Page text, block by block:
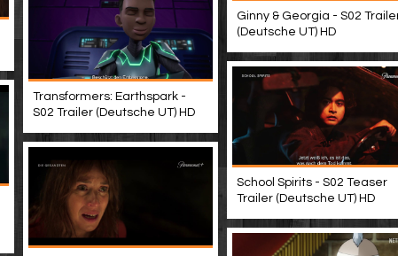
Ginny & Georgia - S02
(Deutsche UT) HD
Transformers: Earthspark -
S02 Trailer (Deutsche UT) HD
School Spirits - S02 Teaser
Trailer (Deutsche UT) HD